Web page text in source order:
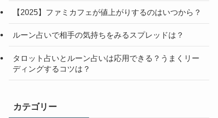
【2025】ファミカフェが値上がりするのはいつから？
ルーン占いで相手の気持ちをみるスプレッドは？
タロット占いとルーン占いは応用できる？うまくリー
ディングするコツは？
カテゴリー